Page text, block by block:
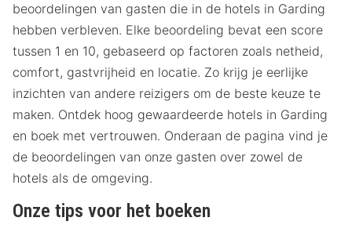
beoordelingen van gasten die in de hotels in Garding
hebben verbleven. Elke beoordeling bevat een score
tussen 1 en 10, gebaseerd op factoren zoals netheid,
comfort, gastvrijheid en locatie. Zo krijg je eerlijke
inzichten van andere reizigers om de beste keuze te
maken. Ontdek hoog gewaardeerde hotels in Garding
en boek met vertrouwen. Onderaan de pagina vind je
de beoordelingen van onze gasten over zowel de
hotels als de omgeving.
Onze tips voor het boeken